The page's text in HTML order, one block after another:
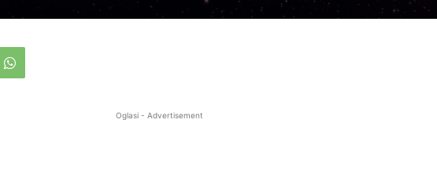
Oglasi - Advertisement